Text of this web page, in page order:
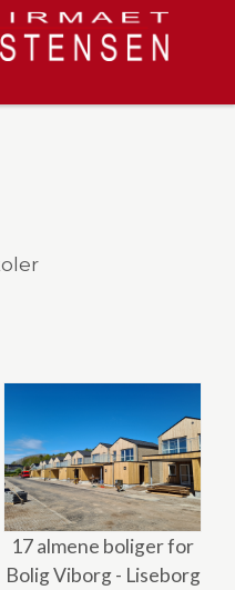
17 almene boliger for
Bolig Viborg - Liseborg